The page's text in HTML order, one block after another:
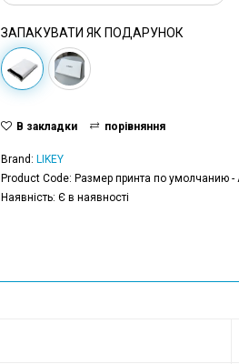
ЗАПАКУВАТИ ЯК ПОДАРУНОК
В закладки порівняння
Brand: LIKEY
Product Code: Размер принта по умолчанию
Наявність: Є в наявності